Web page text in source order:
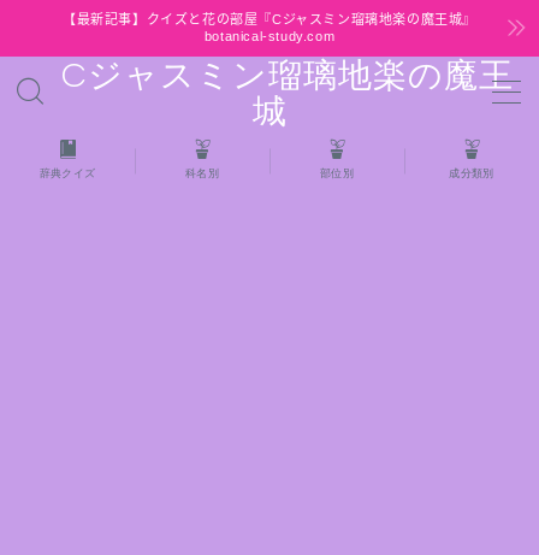
【最新記事】クイズと花の部屋『Cジャスミン瑠璃地楽の魔王城』
botanical-study.com
Cジャスミン瑠璃地楽の魔王
城
MENU
HOME
辞典クイズ 科名別 部位別 成分類別